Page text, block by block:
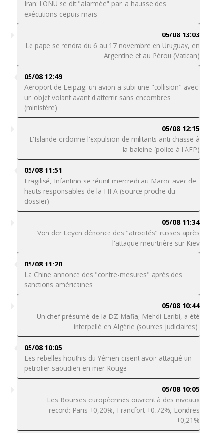
Iran: l'ONU se dit "alarmée" par la hausse des
exécutions depuis mars
05/08 13:03
Le pape se rendra du 6 au 17 novembre en Uruguay, en
Argentine et au Pérou (Vatican)
05/08 12:49
Aéroport de Leipzig: un avion a subi une "collision" avec
un objet volant avant d'atterrir sans encombres
(ministère)
05/08 12:15
L'Islande ordonne l'expulsion de militants anti-chasse à
la baleine (police à l'AFP)
05/08 11:51
Fragilisé, Infantino se réunit mercredi au Maroc avec de
hauts responsables de la FIFA (source proche du
dossier)
05/08 11:34
Von der Leyen dénonce des "atrocités" russes après
l'attaque meurtrière sur Kiev
05/08 11:20
La Chine annonce des "contre-mesures" après des
sanctions américaines
05/08 10:44
Un chef présumé de la DZ Mafia, Mehdi Laribi, a été
interpellé en Algérie (sources judiciaires)
05/08 10:05
Les rebelles houthis du Yémen disent avoir attaqué un
pétrolier saoudien en mer Rouge
05/08 10:05
Les Bourses européennes ouvrent à des niveaux
record: Paris +0,20%, Francfort +0,72%, Londres
+0,21%